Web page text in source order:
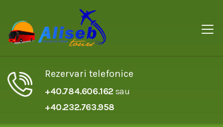
Rezervari telefonice
+40.784.606.162 sau
+40.232.763.958